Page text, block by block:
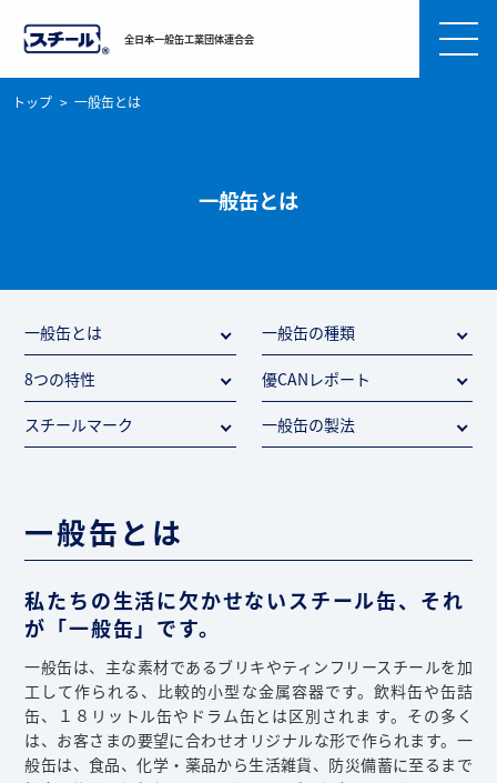
全日本一般缶工業団体連合会
トップ 一般缶とは
一般缶とは
一般缶とは 一般缶の種類
8つの特性 優CANレポート
スチールマーク 一般缶の製法
一般缶とは
私たちの生活に欠かせないスチール缶、それ
が「一般缶」です。
一般缶は、主な素材であるブリキやティンフリースチールを加
工して作られる、比較的小型な金属容器です。飲料缶や缶詰
缶、１８リットル缶やドラム缶とは区別されま す。その多く
は、お客さまの要望に合わせオリジナルな形で作られます。一
般缶は、食品、化学・薬品から生活雑貨、防災備蓄に至るまで